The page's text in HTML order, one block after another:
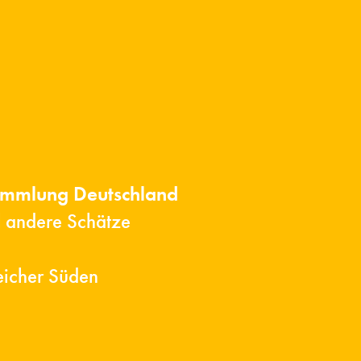
Deutschland
andere Schätze
Süden